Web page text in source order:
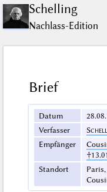
Schelling
Nachlass-Edition
Brief
Datum
Verfasser
Empfänger
Standort